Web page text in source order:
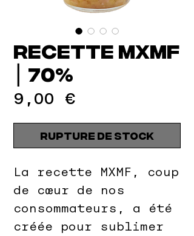
Recette MxMF
⎮ 70%
9,00 €
Rupture de stock
La recette MXMF, coup
de cœur de nos
consommateurs, a été
créée pour sublimer